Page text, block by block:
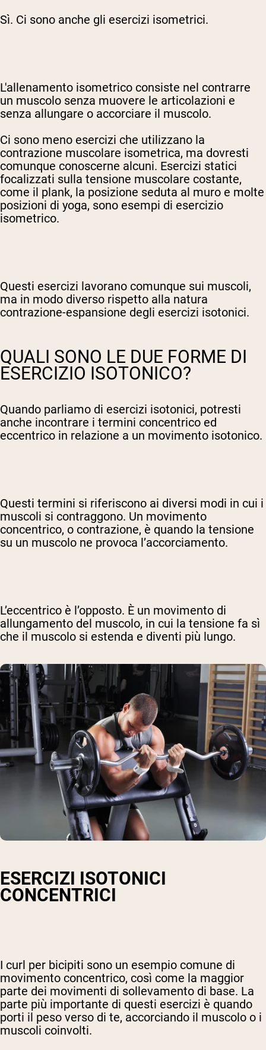
Sì. Ci sono anche gli esercizi isometrici.
L'allenamento isometrico consiste nel contrarre
un muscolo senza muovere le articolazioni e
senza allungare o accorciare il muscolo.
Ci sono meno esercizi che utilizzano la
contrazione muscolare isometrica, ma dovresti
comunque conoscerne alcuni. Esercizi statici
focalizzati sulla tensione muscolare costante,
come il plank, la posizione seduta al muro e molte
posizioni di yoga, sono esempi di esercizio
isometrico.
Questi esercizi lavorano comunque sui muscoli,
ma in modo diverso rispetto alla natura
contrazione-espansione degli esercizi isotonici.
QUALI SONO LE DUE FORME DI
ESERCIZIO ISOTONICO?
Quando parliamo di esercizi isotonici, potresti
anche incontrare i termini concentrico ed
eccentrico in relazione a un movimento isotonico.
Questi termini si riferiscono ai diversi modi in cui i
muscoli si contraggono. Un movimento
concentrico, o contrazione, è quando la tensione
su un muscolo ne provoca l’accorciamento.
L’eccentrico è l’opposto. È un movimento di
allungamento del muscolo, in cui la tensione fa sì
che il muscolo si estenda e diventi più lungo.
ESERCIZI ISOTONICI
CONCENTRICI
I curl per bicipiti sono un esempio comune di
movimento concentrico, così come la maggior
parte dei movimenti di sollevamento di base. La
parte più importante di questi esercizi è quando
porti il peso verso di te, accorciando il muscolo o i
muscoli coinvolti.